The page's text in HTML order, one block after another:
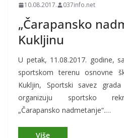
10.08.2017. 037info.net
„Čarapansko
Kukljinu
U petak, 11.08.2017. godine,
sportskom terenu osnovne
Kukljin, Sportski savez
organizuju sportsko
„Čarapansko nadmetanje“.…